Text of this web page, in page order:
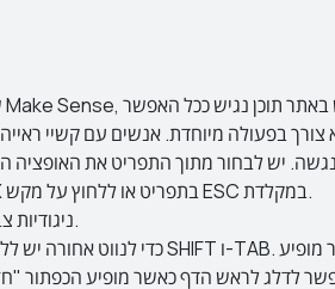
בפעולה מיוחדת. אנשים עם קשיי
כדי לסגור את התפריט יש ללחוץ באמצעות העכבר על הכפתור, או ללחוץ על כפתור X בתפריט או ללחוץ על מקש ESC במקלדת.
ניגודיות צבעים: באמצעות כפתור הנגישות באפשרותכם לשנות את רקע המסך לבהיר או לכהה.